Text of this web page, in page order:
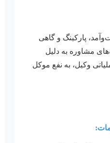
پارکینگ و گاهی
مشاوره به دلیل
وکیل، به نفع موکل